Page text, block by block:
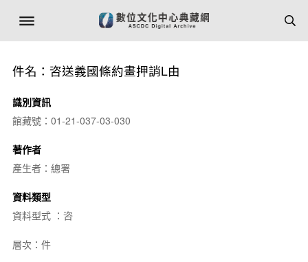
件名：咨送義國條約畫押誚L由
識別資訊
館藏號：01-21-037-03-030
著作者
產生者：總署
資料類型
資料型式 ：咨
層次：件